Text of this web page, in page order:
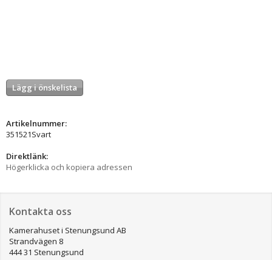
Lägg i önskelista
Artikelnummer:
351521Svart
Direktlänk:
Högerklicka och kopiera adressen
Kontakta oss
Kamerahuset i Stenungsund AB
Strandvägen 8
444 31 Stenungsund